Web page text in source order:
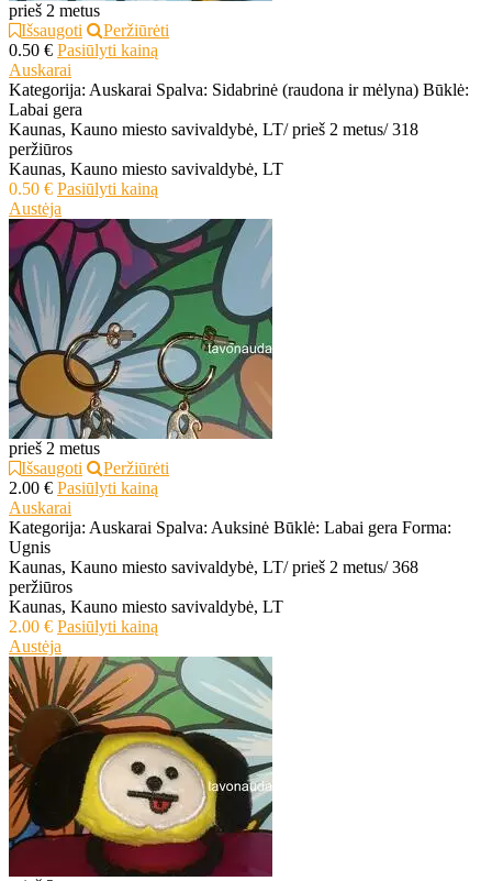
prieš 2 metus
Išsaugoti
Peržiūrėti
0.50 € Pasiūlyti kainą
Auskarai
Kategorija: Auskarai Spalva: Sidabrinė (raudona ir mėlyna) Būklė:
Labai gera
Kaunas, Kauno miesto savivaldybė, LT/ prieš 2 metus/ 318
peržiūros
Kaunas, Kauno miesto savivaldybė, LT
0.50 € Pasiūlyti kainą
Austėja
prieš 2 metus
Išsaugoti
Peržiūrėti
2.00 € Pasiūlyti kainą
Auskarai
Kategorija: Auskarai Spalva: Auksinė Būklė: Labai gera Forma:
Ugnis
Kaunas, Kauno miesto savivaldybė, LT/ prieš 2 metus/ 368
peržiūros
Kaunas, Kauno miesto savivaldybė, LT
2.00 € Pasiūlyti kainą
Austėja